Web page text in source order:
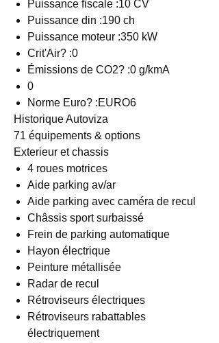
Puissance fiscale :10 CV
Puissance din :190 ch
Puissance moteur :350 kW
Crit'Air? :0
Émissions de CO2? :0 g/kmA
0
Norme Euro? :EURO6
Historique Autoviza
71 équipements & options
Exterieur et chassis
4 roues motrices
Aide parking av/ar
Aide parking avec caméra de recul
Châssis sport surbaissé
Frein de parking automatique
Hayon électrique
Peinture métallisée
Radar de recul
Rétroviseurs électriques
Rétroviseurs rabattables
électriquement